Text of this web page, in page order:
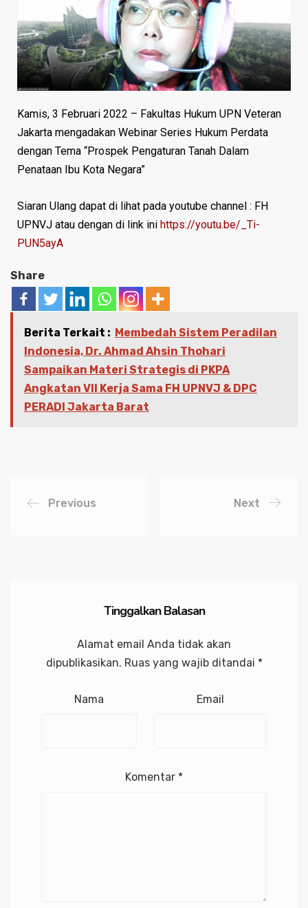
Kamis, 3 Februari 2022 – Fakultas Hukum UPN Veteran
Jakarta mengadakan Webinar Series Hukum Perdata
dengan Tema “Prospek Pengaturan Tanah Dalam
Penataan Ibu Kota Negara”
Siaran Ulang dapat di lihat pada youtube channel : FH
UPNVJ atau dengan di link ini https://youtu.be/_Ti-
PUN5ayA
Share
Berita Terkait : Membedah Sistem Peradilan
Indonesia, Dr. Ahmad Ahsin Thohari
Sampaikan Materi Strategis di PKPA
Angkatan VII Kerja Sama FH UPNVJ & DPC
PERADI Jakarta Barat
Previous Next
Tinggalkan Balasan
Alamat email Anda tidak akan
dipublikasikan. Ruas yang wajib ditandai *
Nama Email
Komentar *